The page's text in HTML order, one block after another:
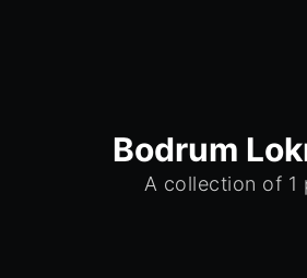
Bodrum
A collection of 1